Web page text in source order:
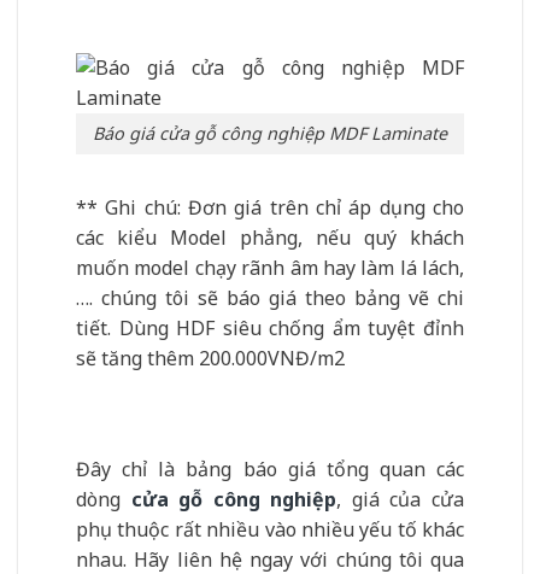
Báo giá cửa gỗ công nghiệp MDF Laminate
** Ghi chú: Đơn giá trên chỉ áp dụng cho
các kiểu Model phẳng, nếu quý khách
muốn model chạy rãnh âm hay làm lá lách,
…. chúng tôi sẽ báo giá theo bảng vẽ chi
tiết. Dùng HDF siêu chống ẩm tuyệt đỉnh
sẽ tăng thêm 200.000VNĐ/m2
Đây chỉ là bảng báo giá tổng quan các
dòng cửa gỗ công nghiệp, giá của cửa
phụ thuộc rất nhiều vào nhiều yếu tố khác
nhau. Hãy liên hệ ngay với chúng tôi qua